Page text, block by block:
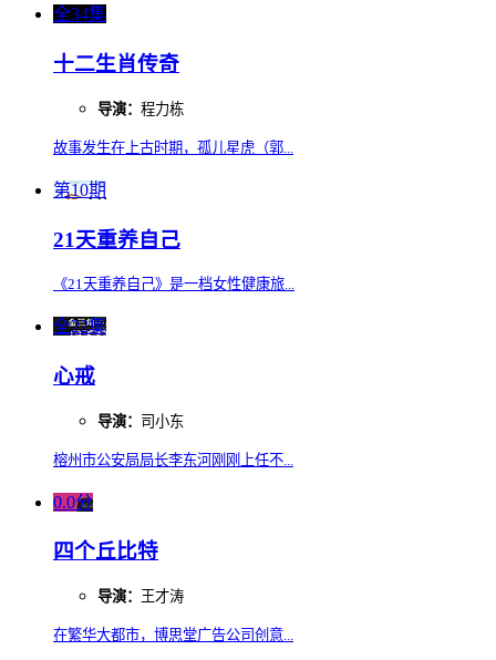
全34集
十二生肖传奇
导演： 程力栋
故事发生在上古时期，孤儿星虎（郭...
第10期
21天重养自己
《21天重养自己》是一档女性健康旅...
全22集
心戒
导演： 司小东
榕州市公安局局长李东河刚刚上任不...
0.0分
四个丘比特
导演： 王才涛
在繁华大都市，博思堂广告公司创意...